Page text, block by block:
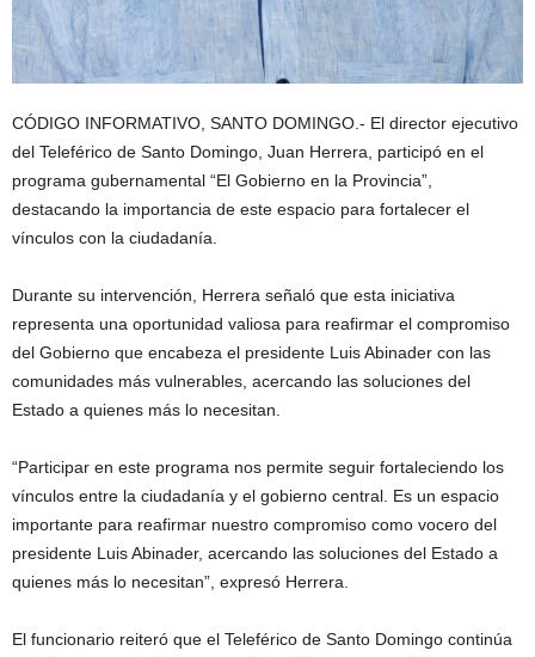
CÓDIGO INFORMATIVO, SANTO DOMINGO.- El director ejecutivo
del Teleférico de Santo Domingo, Juan Herrera, participó en el
programa gubernamental “El Gobierno en la Provincia”,
destacando la importancia de este espacio para fortalecer el
vínculos con la ciudadanía.
Durante su intervención, Herrera señaló que esta iniciativa
representa una oportunidad valiosa para reafirmar el compromiso
del Gobierno que encabeza el presidente Luis Abinader con las
comunidades más vulnerables, acercando las soluciones del
Estado a quienes más lo necesitan.
“Participar en este programa nos permite seguir fortaleciendo los
vínculos entre la ciudadanía y el gobierno central. Es un espacio
importante para reafirmar nuestro compromiso como vocero del
presidente Luis Abinader, acercando las soluciones del Estado a
quienes más lo necesitan”, expresó Herrera.
El funcionario reiteró que el Teleférico de Santo Domingo continúa